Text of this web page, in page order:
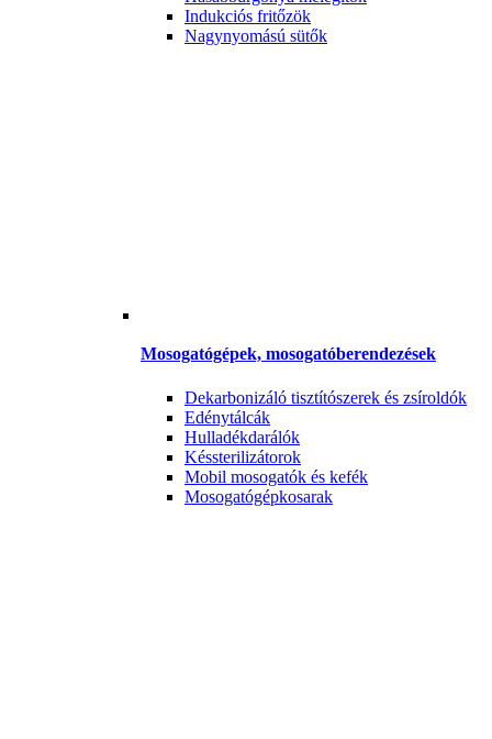
Indukciós fritőzök
Nagynyomású sütők
Mosogatógépek, mosogatóberendezések
Dekarbonizáló tisztítószerek és zsíroldók
Edénytálcák
Hulladékdarálók
Késsterilizátorok
Mobil mosogatók és kefék
Mosogatógépkosarak